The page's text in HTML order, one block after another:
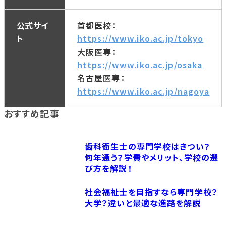
公式サイ
ト
首都医校：
https://www.iko.ac.jp/tokyo
大阪医専：
https://www.iko.ac.jp/osaka
名古屋医専：
https://www.iko.ac.jp/nagoya
おすすめ記事
歯科衛生士の専門学校はきつい？
何年通う？学費やメリット、学校の選
び方を解説！
社会福祉士を目指すなら専門学校？
大学？違いと最適な進路を解説